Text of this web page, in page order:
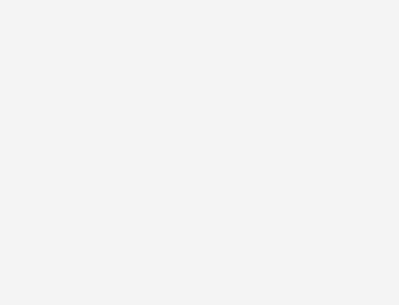
gewichtscurve
Begeleiden en behandelen
over 4 Begeleiden en behandelen